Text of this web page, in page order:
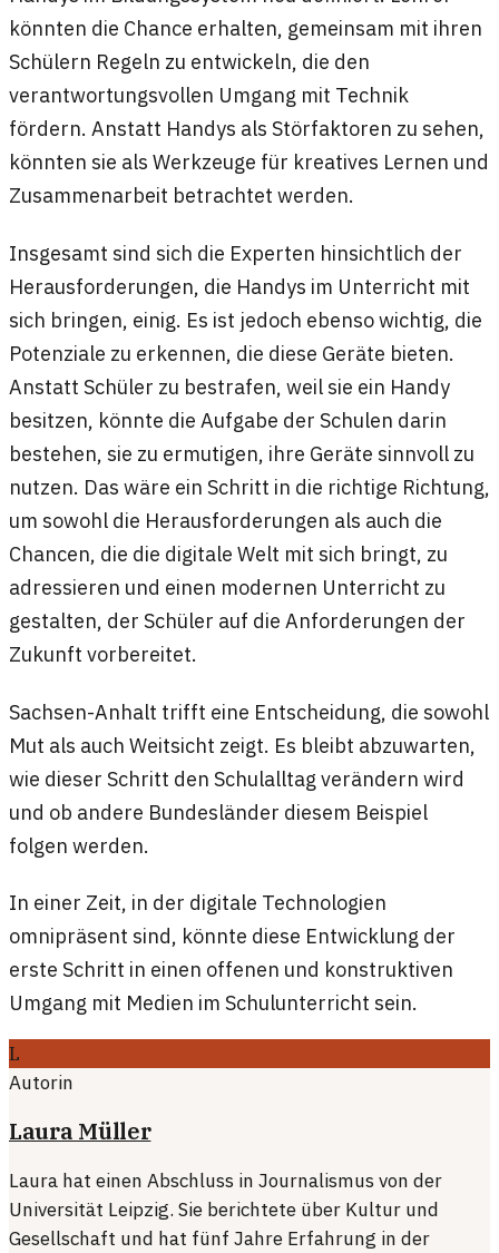
könnten die Chance erhalten, gemeinsam mit ihren
Schülern Regeln zu entwickeln, die den
verantwortungsvollen Umgang mit Technik
fördern. Anstatt Handys als Störfaktoren zu sehen,
könnten sie als Werkzeuge für kreatives Lernen und
Zusammenarbeit betrachtet werden.
Insgesamt sind sich die Experten hinsichtlich der
Herausforderungen, die Handys im Unterricht mit
sich bringen, einig. Es ist jedoch ebenso wichtig, die
Potenziale zu erkennen, die diese Geräte bieten.
Anstatt Schüler zu bestrafen, weil sie ein Handy
besitzen, könnte die Aufgabe der Schulen darin
bestehen, sie zu ermutigen, ihre Geräte sinnvoll zu
nutzen. Das wäre ein Schritt in die richtige Richtung,
um sowohl die Herausforderungen als auch die
Chancen, die die digitale Welt mit sich bringt, zu
adressieren und einen modernen Unterricht zu
gestalten, der Schüler auf die Anforderungen der
Zukunft vorbereitet.
Sachsen-Anhalt trifft eine Entscheidung, die sowohl
Mut als auch Weitsicht zeigt. Es bleibt abzuwarten,
wie dieser Schritt den Schulalltag verändern wird
und ob andere Bundesländer diesem Beispiel
folgen werden.
In einer Zeit, in der digitale Technologien
omnipräsent sind, könnte diese Entwicklung der
erste Schritt in einen offenen und konstruktiven
Umgang mit Medien im Schulunterricht sein.
L
Autorin
Laura Müller
Laura hat einen Abschluss in Journalismus von der
Universität Leipzig. Sie berichtete über Kultur und
Gesellschaft und hat fünf Jahre Erfahrung in der